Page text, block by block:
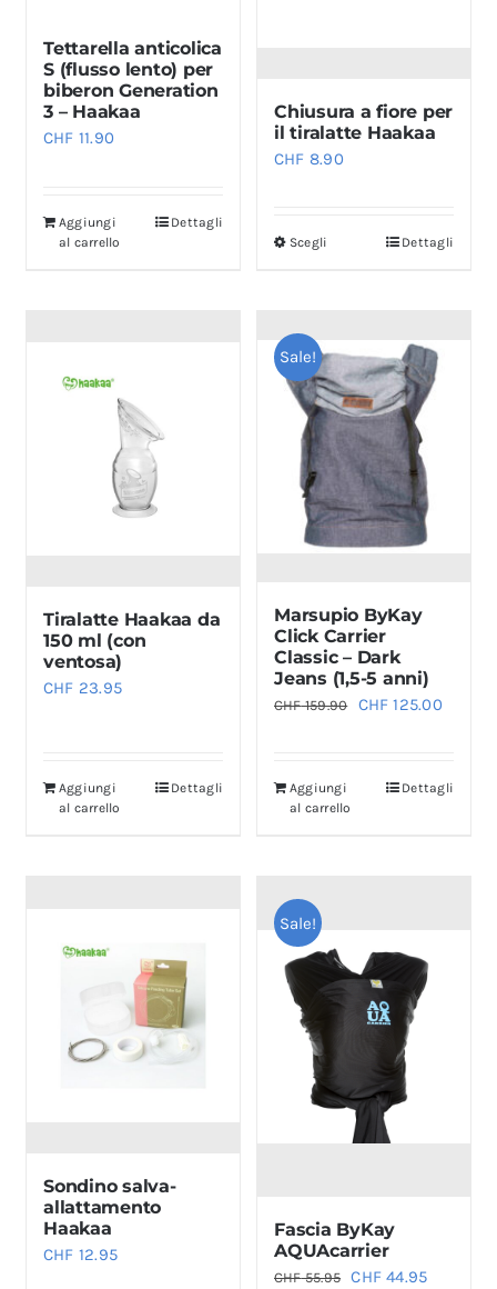
Tettarella anticolica
S (flusso lento) per
biberon Generation
3 – Haakaa
CHF 11.90
Aggiungi
al carrello
Dettagli
Chiusura a fiore per
il tiralatte Haakaa
CHF 8.90
Scegli
varianti.
Le
opzioni
possono
essere
scelte
del
prodotto
Dettagli
Tiralatte Haakaa da
150 ml (con
ventosa)
CHF 23.95
Aggiungi
al carrello
Dettagli
Sale!
Marsupio ByKay
Click Carrier
Classic – Dark
Jeans (1,5-5 anni)
CHF159.90
Il
CHF 125.00Il
è:
Aggiungi
al carrello
Dettagli
Sondino salva-
allattamento
Haakaa
CHF 12.95
Sale!
Fascia ByKay
AQUAcarrier
CHF55.95 Il
CHF44.95Il